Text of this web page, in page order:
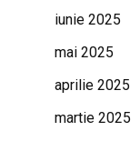
iunie 2025
mai 2025
aprilie 2025
martie 2025